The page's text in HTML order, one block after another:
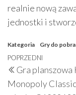
realnie nową
jednostki i
Kategoria Gry do
Nawigacja
wpisu
Poprzedni
wpis
POPRZEDNI
Gra planszowa
Monopoly